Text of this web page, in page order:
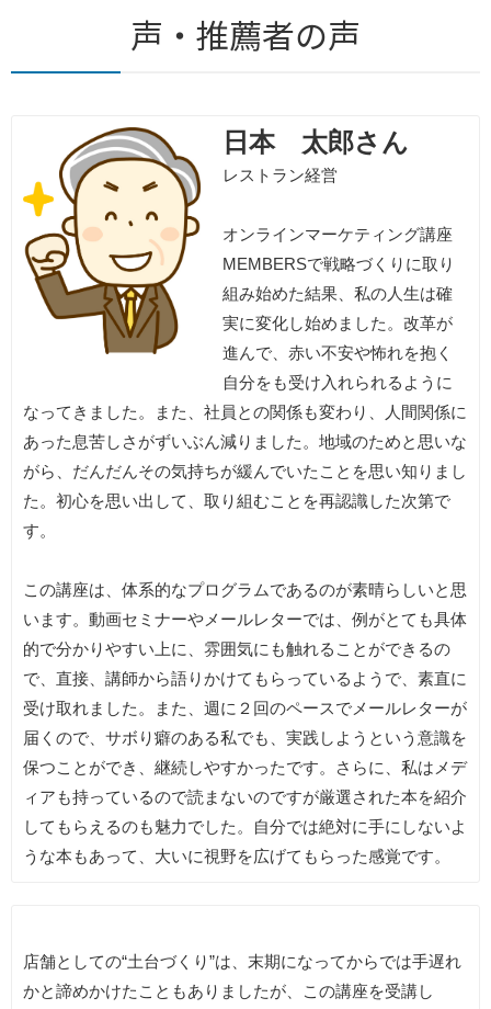
声・推薦者の声
日本 太郎さん
レストラン経営
オンラインマーケティング講座
MEMBERSで戦略づくりに取り
組み始めた結果、私の人生は確
実に変化し始めました。改革が
進んで、赤い不安や怖れを抱く
自分をも受け入れられるように
なってきました。また、社員との関係も変わり、人間関係に
あった息苦しさがずいぶん減りました。地域のためと思いな
がら、だんだんその気持ちが緩んでいたことを思い知りまし
た。初心を思い出して、取り組むことを再認識した次第で
す。
この講座は、体系的なプログラムであるのが素晴らしいと思
います。動画セミナーやメールレターでは、例がとても具体
的で分かりやすい上に、雰囲気にも触れることができるの
で、直接、講師から語りかけてもらっているようで、素直に
受け取れました。また、週に２回のペースでメールレターが
届くので、サボり癖のある私でも、実践しようという意識を
保つことができ、継続しやすかったです。さらに、私はメデ
ィアも持っているので読まないのですが厳選された本を紹介
してもらえるのも魅力でした。自分では絶対に手にしないよ
うな本もあって、大いに視野を広げてもらった感覚です。
店舗としての“土台づくり”は、末期になってからでは手遅れ
かと諦めかけたこともありましたが、この講座を受講し